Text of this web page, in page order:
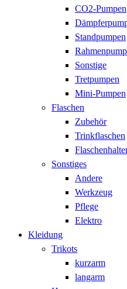
CO2-Pumpen
Standpumpen
Sonstige
Tretpumpen
Mini-Pumpen
Flaschen
Zubehör
Trinkflaschen
Sonstiges
Andere
Werkzeug
Pflege
Elektro
Kleidung
Trikots
kurzarm
langarm